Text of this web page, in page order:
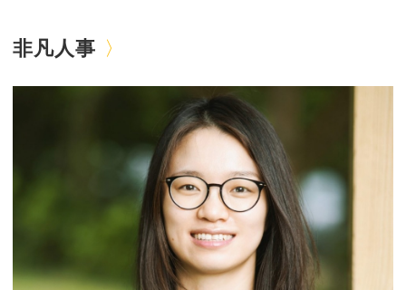
非凡人事